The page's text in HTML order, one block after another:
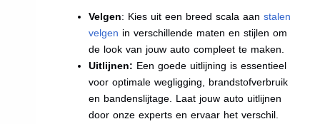
Velgen: Kies uit een breed scala aan stalen
velgen in verschillende maten en stijlen om
de look van jouw auto compleet te maken.
Uitlijnen: Een goede uitlijning is essentieel
voor optimale wegligging, brandstofverbruik
en bandenslijtage. Laat jouw auto uitlijnen
door onze experts en ervaar het verschil.